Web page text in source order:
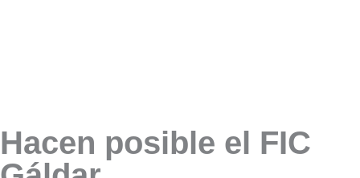
Hacen posible el FIC